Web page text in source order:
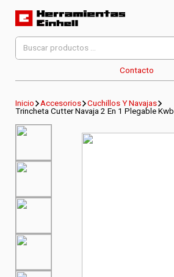
Herramientas Einhell
Distribuidor Oficial
Contacto
Buscar
por:
Inicio Accesorios
Cuchillos Y Navajas
Trincheta Cutter Navaja 2 En 1 Plegable Kwb